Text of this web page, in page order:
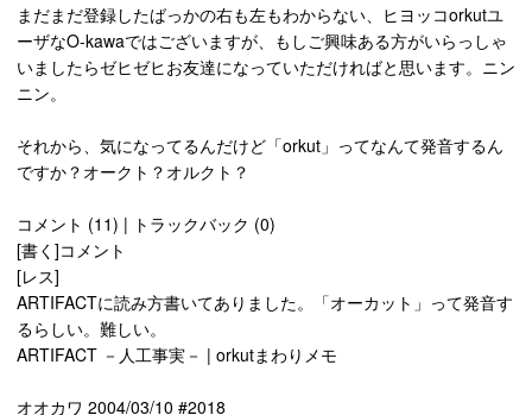
まだまだ登録したばっかの右も左もわからない、ヒヨッコorkutユ
ーザなO-kawaではございますが、もしご興味ある方がいらっしゃ
いましたらゼヒゼヒお友達になっていただければと思います。ニン
ニン。
それから、気になってるんだけど「orkut」ってなんて発音するん
ですか？オークト？オルクト？
コメント (11) | トラックバック (0)
[書く]コメント
[レス]
ARTIFACTに読み方書いてありました。「オーカット」って発音す
るらしい。難しい。
ARTIFACT －人工事実－ | orkutまわりメモ
オオカワ 2004/03/10 #2018